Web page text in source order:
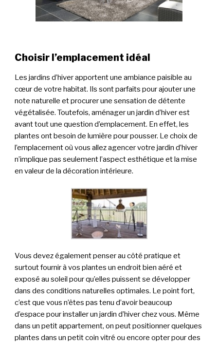
Choisir l’emplacement idéal
Les jardins d’hiver apportent une ambiance paisible au
cœur de votre habitat. Ils sont parfaits pour ajouter une
note naturelle et procurer une sensation de détente
végétalisée. Toutefois, aménager un jardin d’hiver est
avant tout une question d’emplacement. En effet, les
plantes ont besoin de lumière pour pousser. Le choix de
l’emplacement où vous allez agencer votre jardin d’hiver
n’implique pas seulement l’aspect esthétique et la mise
en valeur de la décoration intérieure.
Vous devez également penser au côté pratique et
surtout fournir à vos plantes un endroit bien aéré et
exposé au soleil pour qu’elles puissent se développer
dans des conditions naturelles optimales. Le point fort,
c’est que vous n’êtes pas tenu d’avoir beaucoup
d’espace pour installer un jardin d’hiver chez vous. Même
dans un petit appartement, on peut positionner quelques
plantes dans un petit coin vitré ou encore opter pour des